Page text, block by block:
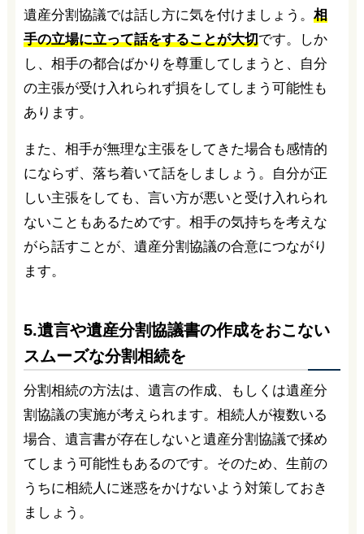
遺産分割協議では話し方に気を付けましょう。 相
手の立場に立って話をすることが大切です。しか
し、相手の都合ばかりを尊重してしまうと、自分
の主張が受け入れられず損をしてしまう可能性も
あります。
また、相手が無理な主張をしてきた場合も感情的
にならず、落ち着いて話をしましょう。自分が正
しい主張をしても、言い方が悪いと受け入れられ
ないこともあるためです。相手の気持ちを考えな
がら話すことが、遺産分割協議の合意につながり
ます。
5.遺言や遺産分割協議書の作成をおこない
スムーズな分割相続を
分割相続の方法は、遺言の作成、もしくは遺産分
割協議の実施が考えられます。相続人が複数いる
場合、遺言書が存在しないと遺産分割協議で揉め
てしまう可能性もあるのです。そのため、生前の
うちに相続人に迷惑をかけないよう対策しておき
ましょう。